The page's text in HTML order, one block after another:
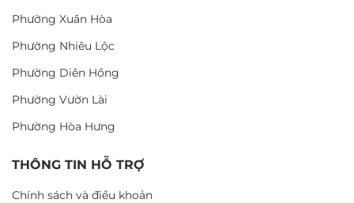
Phường Xuân Hòa
Phường Nhiêu Lộc
Phường Diên Hồng
Phường Vườn Lài
Phường Hòa Hưng
THÔNG TIN HỖ TRỢ
Chính sách và điều khoản